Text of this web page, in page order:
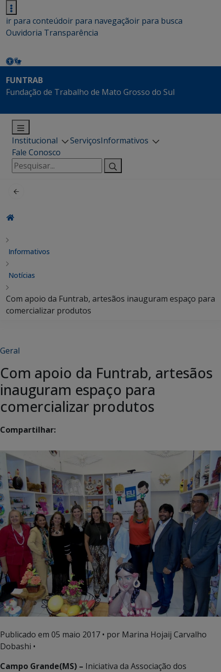
ir para conteúdoir para navegaçãoir para busca
Ouvidoria Transparência
FUNTRAB
Fundação de Trabalho de Mato Grosso do Sul
Institucional ServiçosInformativos
Fale Conosco
Pesquisar
por:
Informativos
Notícias
Com apoio da Funtrab, artesãos inauguram espaço para
comercializar produtos
Geral
Com apoio da Funtrab, artesãos
inauguram espaço para
comercializar produtos
Compartilhar:
Publicado em 05 maio 2017 • por Marina Hojaij Carvalho
Dobashi •
Campo Grande(MS) – Iniciativa da Associação dos